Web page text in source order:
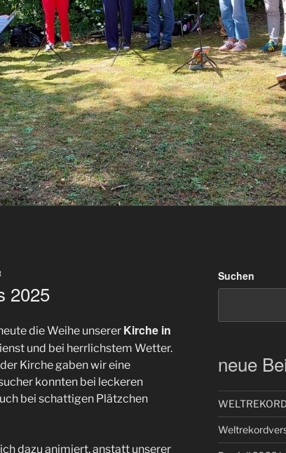
2025
die Weihe unserer Kirche in
und bei herrlichstem Wetter.
Kirche gaben wir eine
konnten bei leckeren
bei schattigen Plätzchen
dazu animiert, anstatt unserer
Suchen
neue